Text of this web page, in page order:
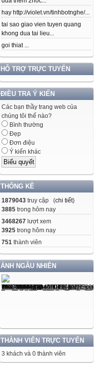
hay http://violet.vn/tinhbotnghe/...
tai sao giao vien tuyen quang
khong dua tai lieu...
goi thiat ...
HỖ TRỢ TRỰC TUYẾN
ĐIỀU TRA Ý KIẾN
Các bạn thầy trang web của
chúng tôi thế nào?
Bình thường
Đẹp
Đơn điệu
Ý kiến khác
THỐNG KÊ
1879043 truy cập (chi tiết)
3885 trong hôm nay
3468267 lượt xem
3925 trong hôm nay
751 thành viên
ẢNH NGẪU NHIÊN
THÀNH VIÊN TRỰC TUYẾN
3 khách và 0 thành viên